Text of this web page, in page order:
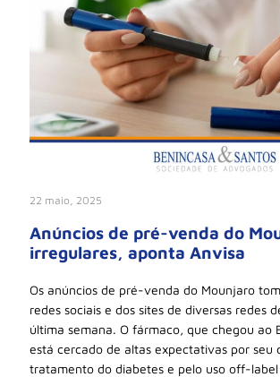
22 maio, 2025
Anúncios de pré-venda do
irregulares, aponta Anvisa
Os anúncios de pré-venda do Mounjaro
redes sociais e dos sites de diversas redes
última semana. O fármaco, que chegou ao
está cercado de altas expectativas por seu
tratamento do diabetes e pelo uso off-label